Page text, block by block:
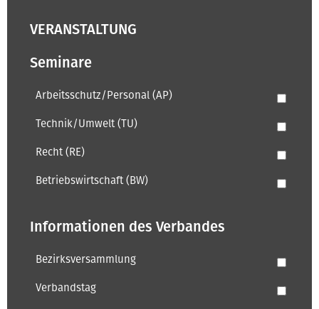
VERANSTALTUNG
Seminare
Arbeitsschutz/Personal (AP)
Technik/Umwelt (TU)
Recht (RE)
Betriebswirtschaft (BW)
Informationen des Verbandes
Bezirksversammlung
Verbandstag